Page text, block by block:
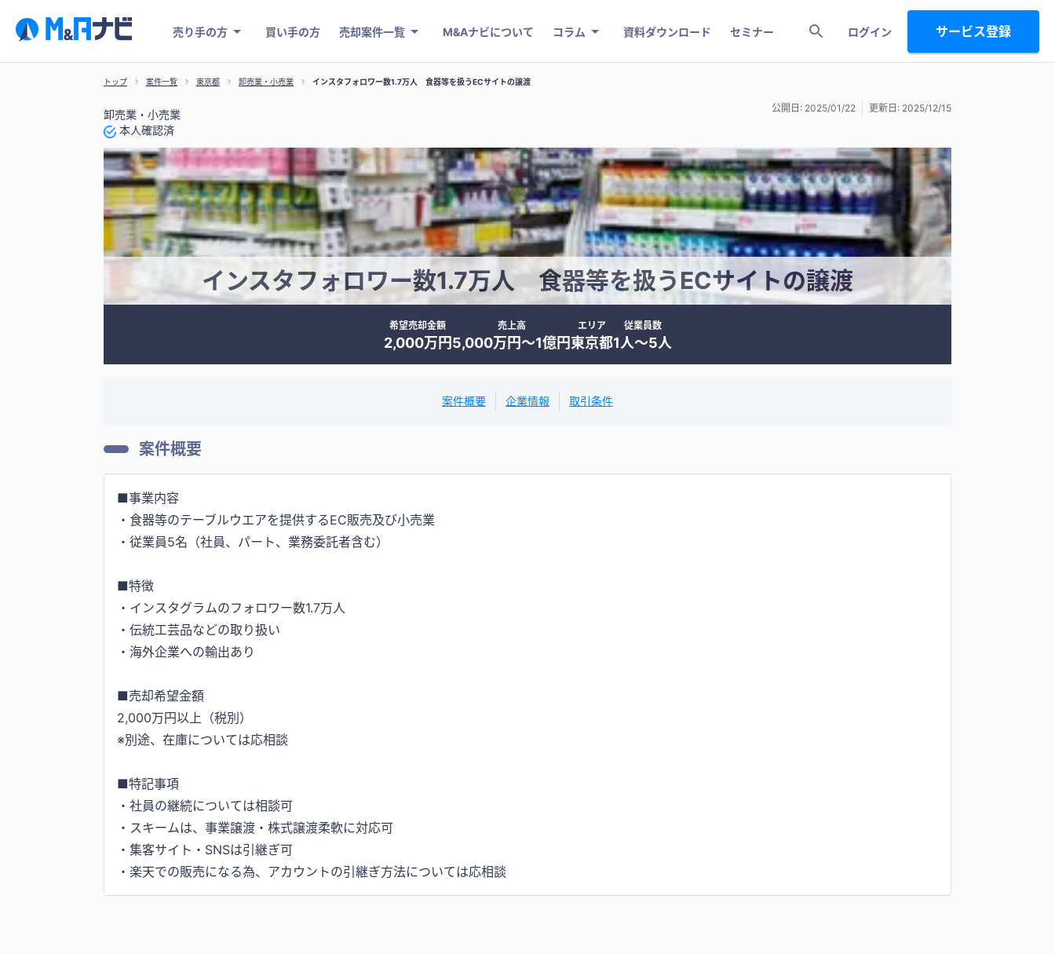
売り手の方 買い手の方 売却案件一覧 M&Aナビについて コラム 資料ダウンロード セミナー ログイン サービス登録
トップ 案件一覧 東京都 卸売業・小売業 インスタフォロワー数1.7万人 食器等を扱うECサイトの譲渡
卸売業・小売業
本人確認済
公開日: 2025/01/22 更新日: 2025/12/15
インスタフォロワー数1.7万人 食器等を扱うECサイトの譲渡
希望売却金額
2,000万円
売上高
5,000万円〜1億円
エリア
東京都
従業員数
1人〜5人
案件概要 企業情報 取引条件
案件概要
■事業内容
・食器等のテーブルウエアを提供するEC販売及び小売業
・従業員5名（社員、パート、業務委託者含む）
■特徴
・インスタグラムのフォロワー数1.7万人
・伝統工芸品などの取り扱い
・海外企業への輸出あり
■売却希望金額
2,000万円以上（税別）
※別途、在庫については応相談
■特記事項
・社員の継続については相談可
・スキームは、事業譲渡・株式譲渡柔軟に対応可
・集客サイト・SNSは引継ぎ可
・楽天での販売になる為、アカウントの引継ぎ方法については応相談